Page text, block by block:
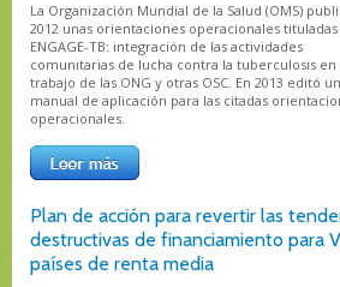
La Organización Mundial de la Salud (OMS)
2012 unas orientaciones operacionales tituladas
ENGAGE-TB: integración de las actividades
comunitarias de lucha contra la tuberculosis en
trabajo de las ONG y otras OSC. En 2013 editó un
manual de aplicación para las citadas
operacionales.
Plan de acción para revertir las
destructivas de financiamiento para
países de renta media